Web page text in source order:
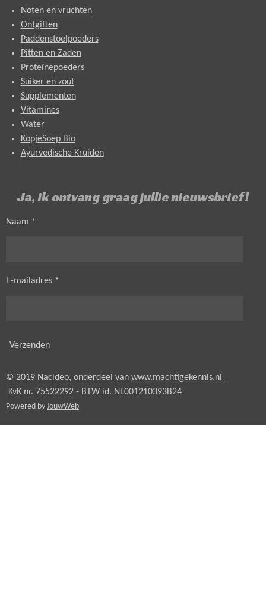
Noten en vruchten
Ontgiften
Paddenstoelpoeders
Pitten en Zaden
Proteïnepoeders
Suiker en zout
Supplementen
Vitamines
Water
KopjeSoep Bio
Ayurvedische Kruiden
Ja, ik ontvang graag jullie nieuwsbrief!
Naam *
E-mailadres *
Verzenden
© 2019 Nacideo, onderdeel van www.machtigekennis.nl
KvK nr. 75522292 - BTW id. NL001210393B24
Powered by JouwWeb